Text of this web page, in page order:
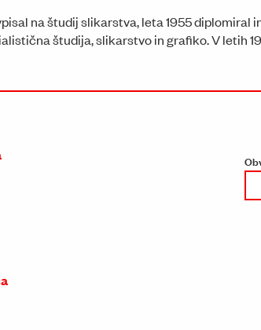
na študij slikarstva, leta 1955 diplomiral
študija, slikarstvo in grafiko. V letih